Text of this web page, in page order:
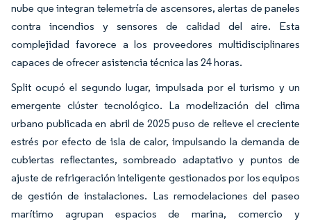
nube que integran telemetría de ascensores, alertas de paneles
contra incendios y sensores de calidad del aire. Esta
complejidad favorece a los proveedores multidisciplinares
capaces de ofrecer asistencia técnica las 24 horas.
Split ocupó el segundo lugar, impulsada por el turismo y un
emergente clúster tecnológico. La modelización del clima
urbano publicada en abril de 2025 puso de relieve el creciente
estrés por efecto de isla de calor, impulsando la demanda de
cubiertas reflectantes, sombreado adaptativo y puntos de
ajuste de refrigeración inteligente gestionados por los equipos
de gestión de instalaciones. Las remodelaciones del paseo
marítimo agrupan espacios de marina, comercio y